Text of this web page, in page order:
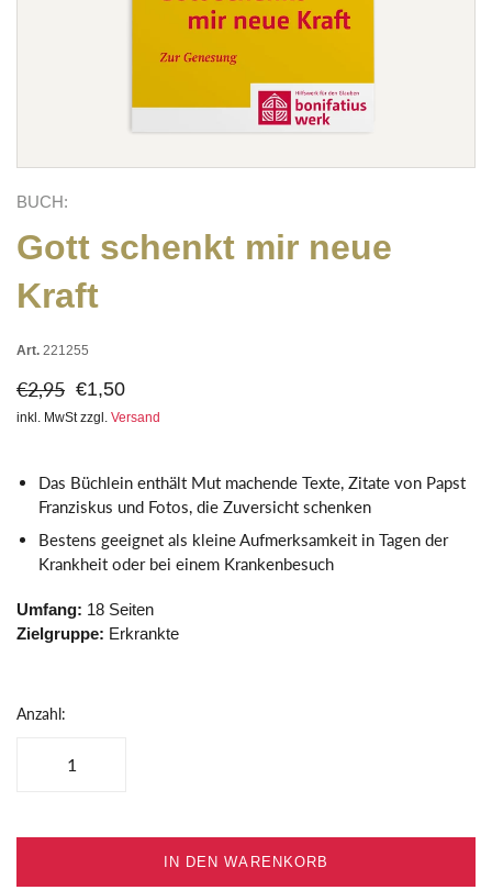
BUCH:
Gott schenkt mir neue
Kraft
Art. 221255
€2,95 €1,50
inkl. MwSt zzgl. Versand
Das Büchlein enthält Mut machende Texte, Zitate von Papst
Franziskus und Fotos, die Zuversicht schenken
Bestens geeignet als kleine Aufmerksamkeit in Tagen der
Krankheit oder bei einem Krankenbesuch
Umfang: 18 Seiten
Zielgruppe: Erkrankte
Anzahl:
IN DEN WARENKORB